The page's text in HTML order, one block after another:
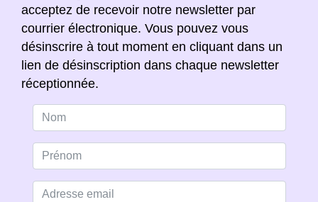
acceptez de recevoir notre newsletter par
courrier électronique. Vous pouvez vous
désinscrire à tout moment en cliquant dans un
lien de désinscription dans chaque newsletter
réceptionnée.